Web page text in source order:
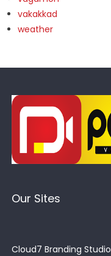
vakakkad
weather
Our Sites
Cloud7 Branding Studio